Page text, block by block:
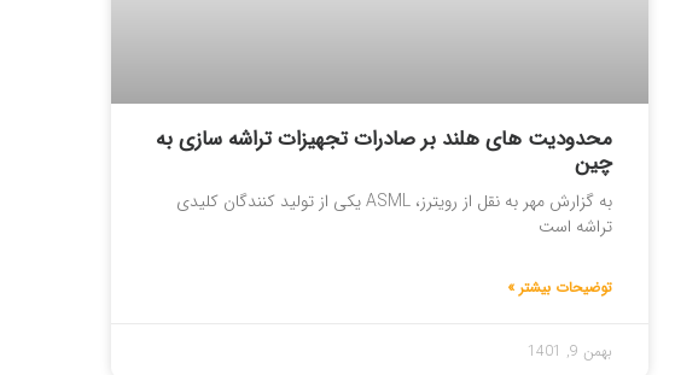
محدودیت های هلند بر صادرات تجهیزات تراشه سازی به
چین
به گزارش مهر به نقل از رویترز، ASML یکی از تولید کنندگان کلیدی
تراشه است
توضیحات بیشتر »
بهمن 9, 1401